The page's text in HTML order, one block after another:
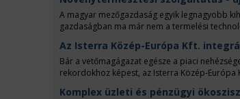
A magyar mezőgazdaság egyik legnagyobb
gazdaságban ma már nem a termelési
Az Isterra Közép-Európa Kft.
Bár a vetőmagágazat egésze a piaci
rekordokhoz képest, az Isterra Közép-
Komplex üzleti és pénzügyi